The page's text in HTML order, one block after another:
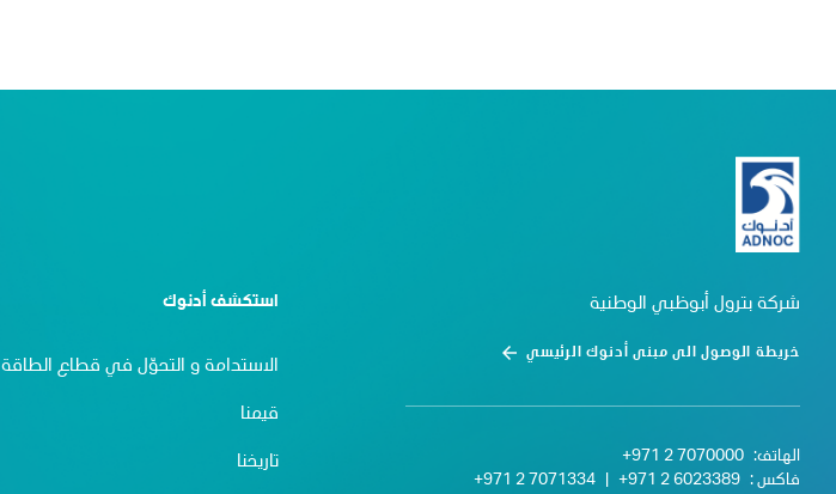
شركة بترول أبوظبي الوطنية
خريطة الوصول الى مبنى أدنوك الرئيسي
الهاتف: +971 2 7070000
فاكس : +971 2 6023389
+971 2 7071334
استكشف أدنوك
الاستدامة و التحوّل في قطاع الطاقة
قيمنا
تاريخنا